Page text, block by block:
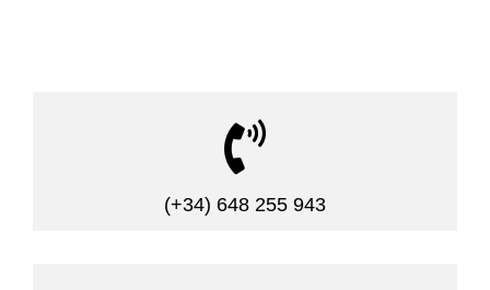

(+34) 648 255 943